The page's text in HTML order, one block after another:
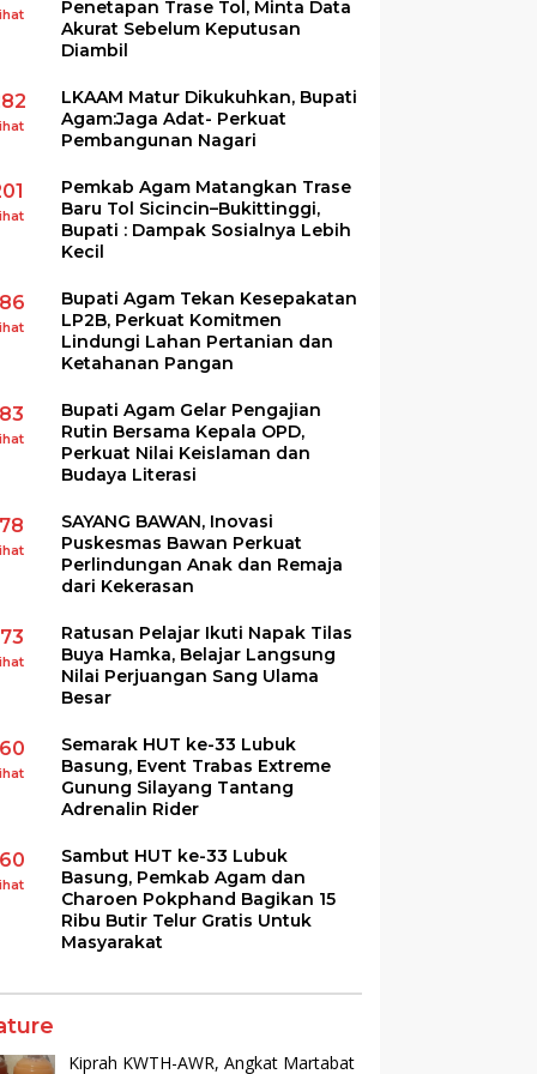
Penetapan Trase Tol, Minta Data
Akurat Sebelum Keputusan
Diambil
LKAAM Matur Dikukuhkan, Bupati
Agam:Jaga Adat- Perkuat
Pembangunan Nagari
Pemkab Agam Matangkan Trase
Baru Tol Sicincin–Bukittinggi,
Bupati : Dampak Sosialnya Lebih
Kecil
Bupati Agam Tekan Kesepakatan
LP2B, Perkuat Komitmen
Lindungi Lahan Pertanian dan
Ketahanan Pangan
Bupati Agam Gelar Pengajian
Rutin Bersama Kepala OPD,
Perkuat Nilai Keislaman dan
Budaya Literasi
SAYANG BAWAN, Inovasi
Puskesmas Bawan Perkuat
Perlindungan Anak dan Remaja
dari Kekerasan
Ratusan Pelajar Ikuti Napak Tilas
Buya Hamka, Belajar Langsung
Nilai Perjuangan Sang Ulama
Besar
Semarak HUT ke-33 Lubuk
Basung, Event Trabas Extreme
Gunung Silayang Tantang
Adrenalin Rider
Sambut HUT ke-33 Lubuk
Basung, Pemkab Agam dan
Charoen Pokphand Bagikan 15
Ribu Butir Telur Gratis Untuk
Masyarakat
Kiprah KWTH-AWR, Angkat Martabat